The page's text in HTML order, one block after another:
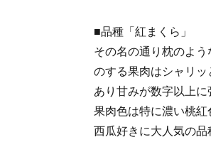
■品種「紅まくら」
その名の通り枕のよ
のする果肉はシャリ
あり甘みが数字以上に
果肉色は特に濃い桃紅
西瓜好きに大人気の品